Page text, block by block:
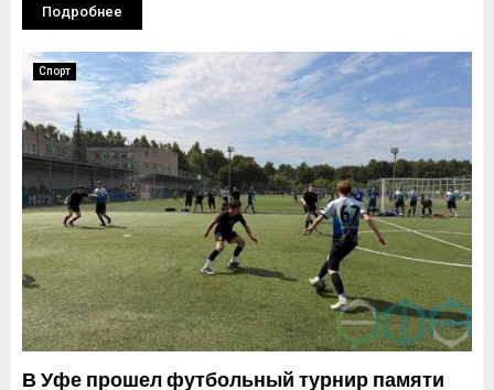
Подробнее
Спорт
В Уфе прошел футбольный турнир памяти